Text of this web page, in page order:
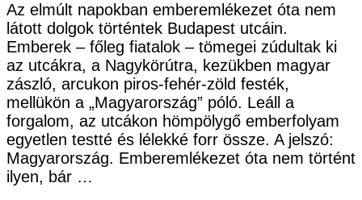
Az elmúlt napokban emberemlékezet óta nem
látott dolgok történtek Budapest utcáin.
Emberek – főleg fiatalok – tömegei zúdultak ki
az utcákra, a Nagykörútra, kezükben magyar
zászló, arcukon piros-fehér-zöld festék,
mellükön a „Magyarország” póló. Leáll a
forgalom, az utcákon hömpölygő emberfolyam
egyetlen testté és lélekké forr össze. A jelszó:
Magyarország. Emberemlékezet óta nem történt
ilyen, bár …